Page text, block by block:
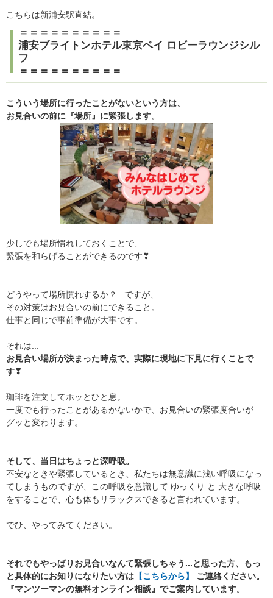
こちらは新浦安駅直結。
＝＝＝＝＝＝＝＝＝＝
浦安ブライトンホテル東京ベイ ロビーラウンジシル
フ
＝＝＝＝＝＝＝＝＝＝
こういう場所に行ったことがないという方は、
お見合いの前に『場所』に緊張します。
少しでも場所慣れしておくことで、
緊張を和らげることができるのです❣
どうやって場所慣れするか？...ですが、
その対策はお見合いの前にできること。
仕事と同じで事前準備が大事です。
それは...
お見合い場所が決まった時点で、実際に現地に下見に行くことで
す❣
珈琲を注文してホッとひと息。
一度でも行ったことがあるかないかで、お見合いの緊張度合いが
グッと変わります。
そして、当日はちょっと深呼吸。
不安なときや緊張しているとき、私たちは無意識に浅い呼吸になっ
てしまうものですが、この呼吸を意識して ゆっくり と 大きな呼吸
をすることで、心も体もリラックスできると言われています。
でひ、やってみてください。
それでもやっぱりお見合いなんて緊張しちゃう...と思った方、もっ
と具体的にお知りになりたい方は 【こちらから】 ご連絡ください。
『マンツーマンの無料オンライン相談』でご案内しています。